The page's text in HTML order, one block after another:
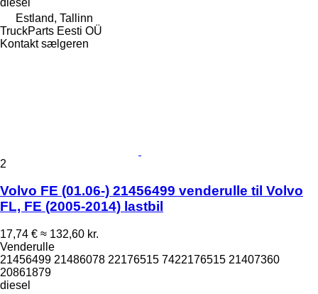
Estland, Tallinn
TruckParts Eesti OÜ
Kontakt sælgeren
2
Volvo FE (01.06-) 21456499 venderulle til Volvo
FL, FE (2005-2014) lastbil
17,74 € ≈ 132,60 kr.
Venderulle
21456499 21486078 22176515 7422176515 21407360
20861879
diesel